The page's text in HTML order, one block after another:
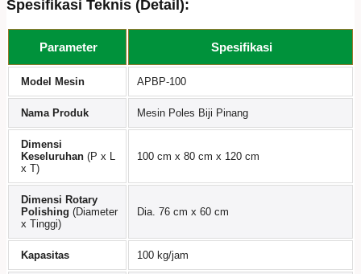
Spesifikasi Teknis (Detail):
Parameter Spesifikasi
Model Mesin APBP-100
Nama Produk Mesin Poles Biji Pinang
Dimensi
Keseluruhan (P x L
x T)
100 cm x 80 cm x 120 cm
Dimensi Rotary
Polishing (Diameter
x Tinggi)
Dia. 76 cm x 60 cm
Kapasitas 100 kg/jam